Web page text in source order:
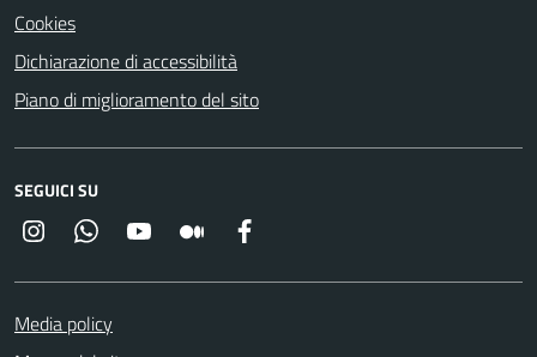
Cookies
Dichiarazione di accessibilità
Piano di miglioramento del sito
SEGUICI SU
InstagramWhatsappYouTube Medium
Media policy